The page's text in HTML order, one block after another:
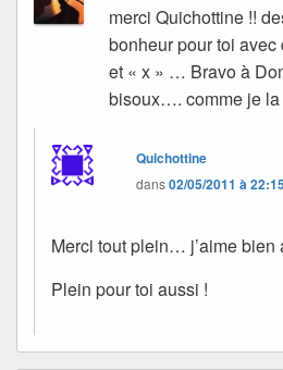
merci Quichottine !!
bonheur pour toi
et « x » … Bravo à
bisoux…. comme je
Quichottine
dans02/05/2011 à
Merci tout plein… j’aime bien
Plein pour toi aussi !